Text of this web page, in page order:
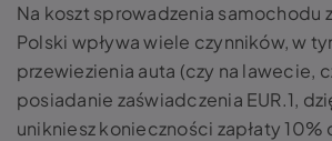
Na koszt sprowadzenia samochodu
Polski wpływa wiele czynników, w
przewiezienia auta (czy na lawecie,
posiadanie zaświadczenia EUR.1,
unikniesz konieczności zapłaty 10%